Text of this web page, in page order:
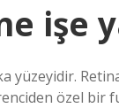
işe
yüzeyidir.
özel